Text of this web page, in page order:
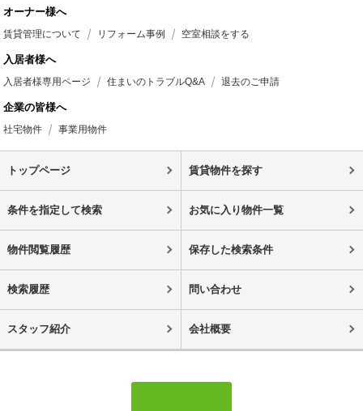
オーナー様へ
賃貸管理について リフォーム事例 空室相談をする
入居者様へ
入居者様専用ページ 住まいのトラブルQ&A 退去のご申請
企業の皆様へ
社宅物件 事業用物件
トップページ 賃貸物件を探す
条件を指定して検索 お気に入り物件一覧
物件閲覧履歴 保存した検索条件
検索履歴 問い合わせ
スタッフ紹介 会社概要